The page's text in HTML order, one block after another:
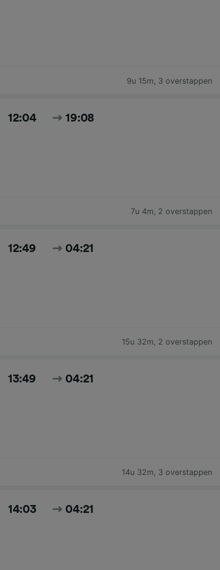
9u 15m, 3 overstappen
12:04 19:08
7u 4m, 2 overstappen
12:49 04:21
15u 32m, 2 overstappen
13:49 04:21
14u 32m, 3 overstappen
14:03 04:21